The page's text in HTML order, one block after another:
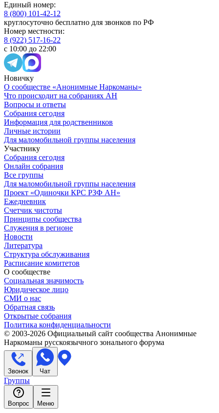
Единый номер:
8 (800) 101-42-12
круглосуточно бесплатно для звонков по РФ
Номер местности:
8 (922) 517-16-22
с 10:00 до 22:00
Новичку
О сообществе «Анонимные Наркоманы»
Что происходит на собраниях АН
Вопросы и ответы
Собрания сегодня
Информация для родственников
Личные истории
Для маломобильной группы населения
Участнику
Собрания сегодня
Онлайн собрания
Все группы
Для маломобильной группы населения
Проект «Одиночки КРС РЗФ АН»
Ежедневник
Счетчик чистоты
Принципы сообщества
Служения в регионе
Новости
Литература
Структура обслуживания
Расписание комитетов
О сообществе
Социальная значимость
Юридическое лицо
СМИ о нас
Обратная связь
Открытые собрания
Политика конфиденциальности
© 2003-2026 Официальный сайт сообщества Анонимные
Наркоманы русскоязычного зонального форума
Звонок Чат
Группы
Вопрос Меню